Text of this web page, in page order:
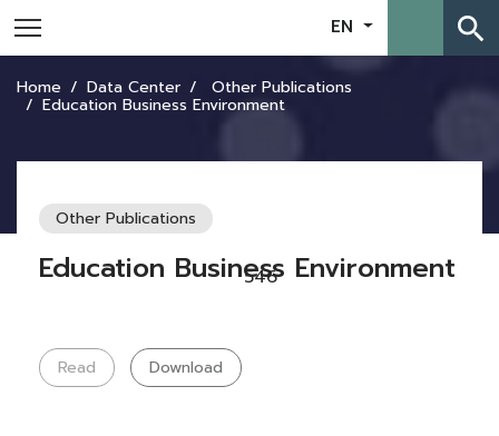
EN search
Home Data Center Other Publications
Education Business Environment
Other Publications
546
Education Business Environment
Read Download